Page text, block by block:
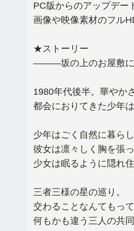
PC版からのアップデー
画像や映像素材のフル
★ストーリー
―――坂の上のお屋敷
1980年代後半。華やか
都会におりてきた少年
少年はごく自然に暮らし
彼女は凛々しく胸を張っ
少女は眠るように隠れ住
三者三様の星の巡り。
交わることなんてもって
何もかも違う三人の共